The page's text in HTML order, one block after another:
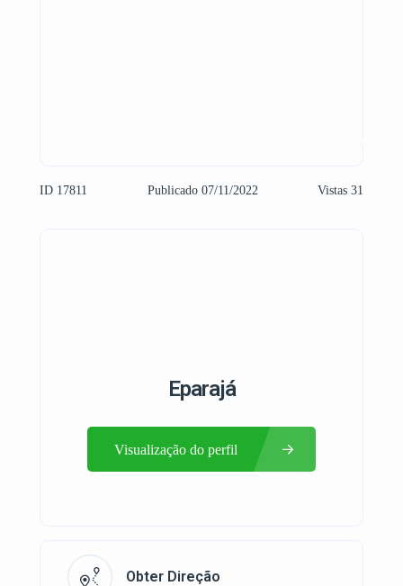
ID 17811 Publicado 07/11/2022 Vistas 31
Eparajá
Visualização do perfil
Obter Direção